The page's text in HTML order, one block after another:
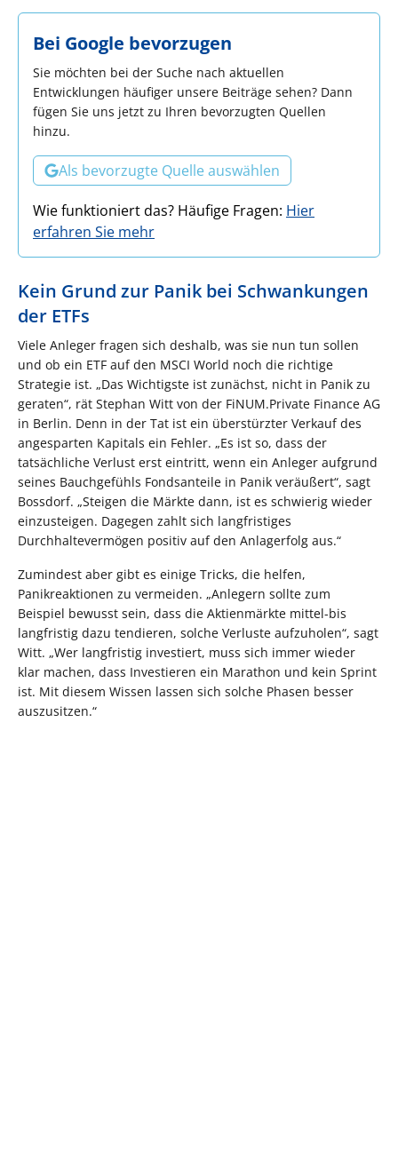
Bei Google bevorzugen
Sie möchten bei der Suche nach aktuellen
Entwicklungen häufiger unsere Beiträge sehen? Dann
fügen Sie uns jetzt zu Ihren bevorzugten Quellen
hinzu.
Als bevorzugte Quelle auswählen
Wie funktioniert das? Häufige Fragen: Hier
erfahren Sie mehr
Kein Grund zur Panik bei Schwankungen
der ETFs
Viele Anleger fragen sich deshalb, was sie nun tun sollen
und ob ein ETF auf den MSCI World noch die richtige
Strategie ist. „Das Wichtigste ist zunächst, nicht in Panik zu
geraten“, rät Stephan Witt von der FiNUM.Private Finance AG
in Berlin. Denn in der Tat ist ein überstürzter Verkauf des
angesparten Kapitals ein Fehler. „Es ist so, dass der
tatsächliche Verlust erst eintritt, wenn ein Anleger aufgrund
seines Bauchgefühls Fondsanteile in Panik veräußert“, sagt
Bossdorf. „Steigen die Märkte dann, ist es schwierig wieder
einzusteigen. Dagegen zahlt sich langfristiges
Durchhaltevermögen positiv auf den Anlagerfolg aus.“
Zumindest aber gibt es einige Tricks, die helfen,
Panikreaktionen zu vermeiden. „Anlegern sollte zum
Beispiel bewusst sein, dass die Aktienmärkte mittel-bis
langfristig dazu tendieren, solche Verluste aufzuholen“, sagt
Witt. „Wer langfristig investiert, muss sich immer wieder
klar machen, dass Investieren ein Marathon und kein Sprint
ist. Mit diesem Wissen lassen sich solche Phasen besser
auszusitzen.“